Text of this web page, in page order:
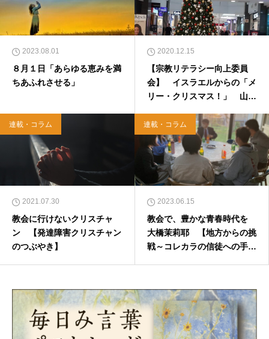
2023.08.01
８月１日「あらゆる恵みを満
ちあふれさせる」
2020.12.15
【宗教リテラシー向上委員
会】 イスラエルからの「メ
リー・クリスマス！」 山森
連載・コラム
2021.07.30
教会に行けないクリスチャ
ン 【発達障害クリスチャン
のつぶやき】
連載・コラム
2023.06.15
教会で、豊かな青春時代を
大橋茉莉耶 【地方からの挑
戦～コレカラの信徒への手